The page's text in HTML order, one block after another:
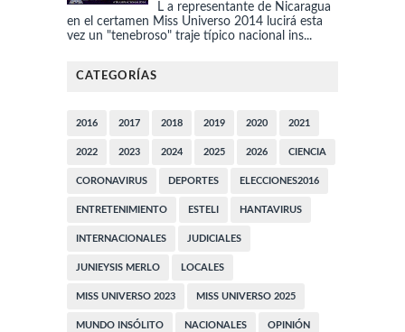
L a representante de Nicaragua
en el certamen Miss Universo 2014 lucirá esta
vez un "tenebroso" traje típico nacional ins...
CATEGORÍAS
2016 2017 2018 2019 2020 2021
2022 2023 2024 2025 2026 CIENCIA
CORONAVIRUS DEPORTES ELECCIONES2016
ENTRETENIMIENTO ESTELI HANTAVIRUS
INTERNACIONALES JUDICIALES
JUNIEYSIS MERLO LOCALES
MISS UNIVERSO 2023 MISS UNIVERSO 2025
MUNDO INSÓLITO NACIONALES OPINIÓN